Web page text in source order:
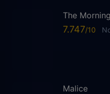
The
7.747
Malice